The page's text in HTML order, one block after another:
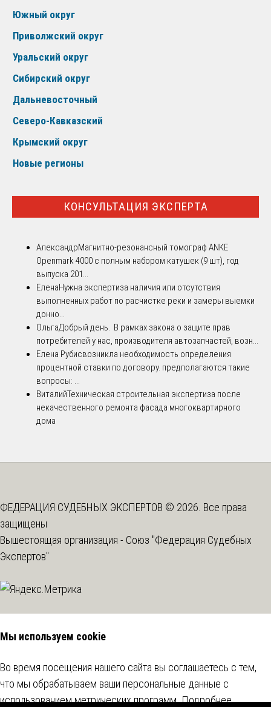
Южный округ
Приволжский округ
Уральский округ
Сибирский округ
Дальневосточный
Северо-Кавказский
Крымский округ
Новые регионы
КОНСУЛЬТАЦИЯ ЭКСПЕРТА
АлександрМагнитно-резонансный томограф ANKE
Openmark 4000 с полным набором катушек (9 шт), год
выпуска 201...
ЕленаНужна экспертиза наличия или отсутствия
выполненных работ по расчистке реки и замеры выемки
донно...
ОльгаДобрый день. В рамках закона о защите прав
потребителей у нас, производителя автозапчастей, возн...
Елена Рубисвозникла необходимость определения
процентной ставки по договору. предполагаются такие
вопросы: ...
ВиталийТехническая строительная экспертиза после
некачественного ремонта фасада многоквартирного
дома
ФЕДЕРАЦИЯ СУДЕБНЫХ ЭКСПЕРТОВ © 2026. Все права
защищены
Вышестоящая организация - Союз "Федерация Судебных
Экспертов"
Мы используем cookie
Во время посещения нашего сайта вы соглашаетесь с тем,
что мы обрабатываем ваши персональные данные с
использованием метрических программ.Подробнее